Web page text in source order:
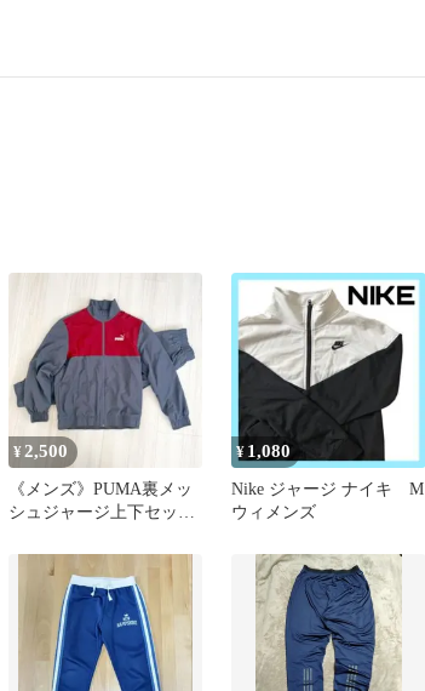
¥2,500
《メンズ》PUMA裏メッ
シュジャージ上下セット
¥ 1,080
Nike ジャージ ナイキ M
ウィメンズ